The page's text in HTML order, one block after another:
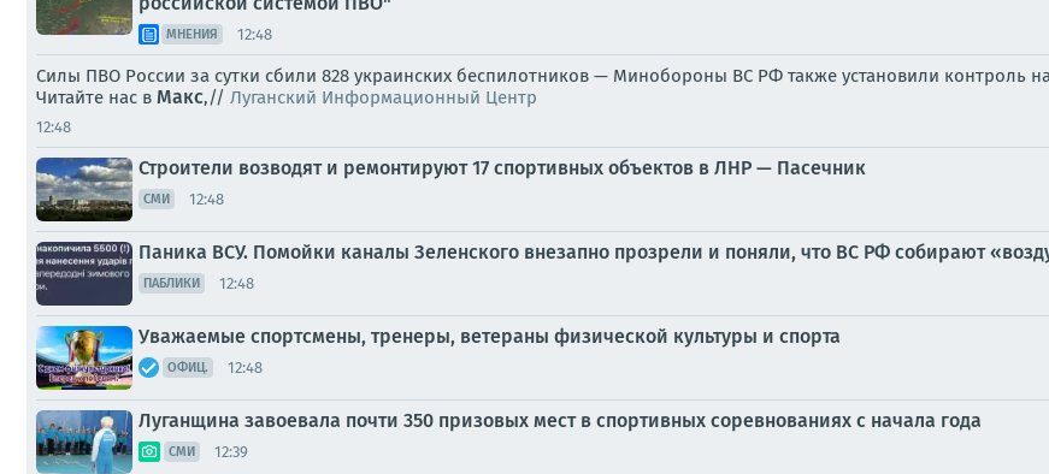
МНЕНИЯ 12:48
Силы ПВО России за сутки сбили 828 украинских беспилотников — Минобороны ВС РФ также установили контроль
Читайте нас в Макс,// Луганский Информационный Центр
12:48
Строители возводят и ремонтируют 17 спортивных объектов в ЛНР — Пасечник
СМИ 12:48
Паника ВСУ. Помойки каналы Зеленского внезапно прозрели и поняли, что ВС РФ собирают
ПАБЛИКИ 12:48
Уважаемые спортсмены, тренеры, ветераны физической культуры и спорта
ОФИЦ. 12:48
Луганщина завоевала почти 350 призовых мест в спортивных соревнованиях с начала года
СМИ 12:39